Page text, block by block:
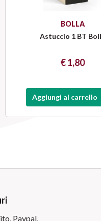
BOLLA
Astuccio 1 BT
€ 1,80
Aggiungi al carrello
Paypal,